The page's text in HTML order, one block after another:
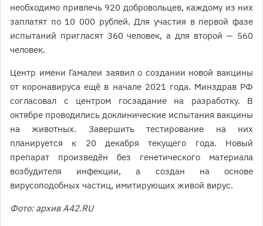
необходимо привлечь 920 добровольцев, каждому из них
заплатят по 10 000 рублей. Для участия в первой фазе
испытаний пригласят 360 человек, а для второй — 560
человек.
Центр имени Гамалеи заявил о создании новой вакцины
от коронавируса ещё в начале 2021 года. Минздрав РФ
согласовал с центром госзадание на разработку. В
октябре проводились доклинические испытания вакцины
на животных. Завершить тестирование на них
планируется к 20 декабря текущего года. Новый
препарат произведён без генетического материала
возбудителя инфекции, а создан на основе
вирусоподобных частиц, имитирующих живой вирус.
Фото: архив A42.RU